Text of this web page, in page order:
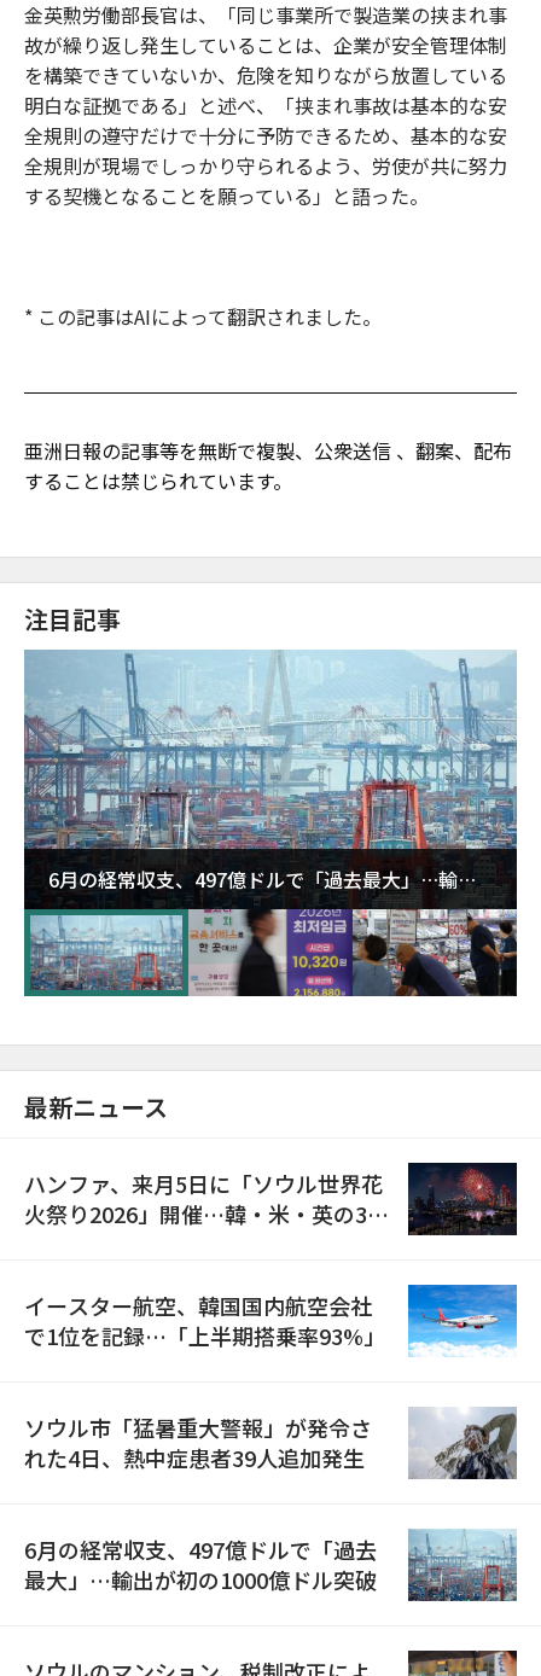
金英勲労働部長官は、「同じ事業所で製造業の挟まれ事
故が繰り返し発生していることは、企業が安全管理体制
を構築できていないか、危険を知りながら放置している
明白な証拠である」と述べ、「挟まれ事故は基本的な安
全規則の遵守だけで十分に予防できるため、基本的な安
全規則が現場でしっかり守られるよう、労使が共に努力
する契機となることを願っている」と語った。
* この記事はAIによって翻訳されました。
亜洲日報の記事等を無断で複製、公衆送信 、翻案、配布
することは禁じられています。
注目記事
6月の経常収支、497億ドルで「過去最大」…輸出
が初の1000億ドル突破
最新ニュース
ハンファ、来月5日に「ソウル世界花
火祭り2026」開催…韓・米・英の3カ
イースター航空、韓国国内航空会社
で1位を記録…「上半期搭乗率93%」
ソウル市「猛暑重大警報」が発令さ
れた4日、熱中症患者39人追加発生
6月の経常収支、497億ドルで「過去
最大」…輸出が初の1000億ドル突破